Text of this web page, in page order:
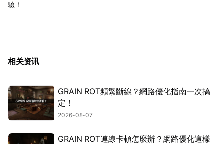
驗！
相关资讯
GRAIN ROT頻繁斷線？網路優化指南一次搞
定！
2026-08-07
GRAIN ROT連線卡頓怎麼辦？網路優化這樣